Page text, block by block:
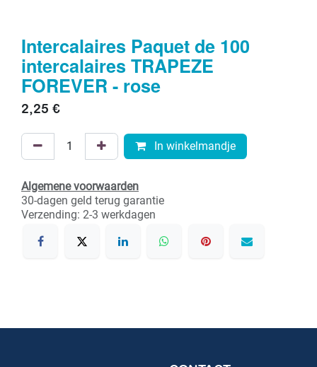
Intercalaires Paquet de 100
intercalaires TRAPEZE
FOREVER - rose
2,25 €
In winkelmandje
Algemene voorwaarden
30-dagen geld terug garantie
Verzending: 2-3 werkdagen